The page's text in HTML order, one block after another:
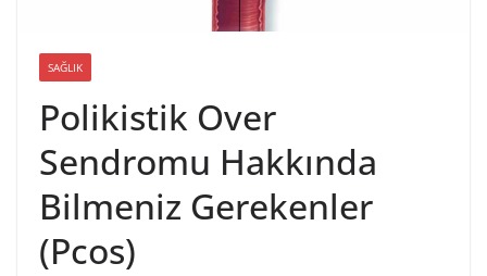
SAĞLIK
Polikistik Over
Sendromu Hakkında
Bilmeniz Gerekenler
(Pcos)